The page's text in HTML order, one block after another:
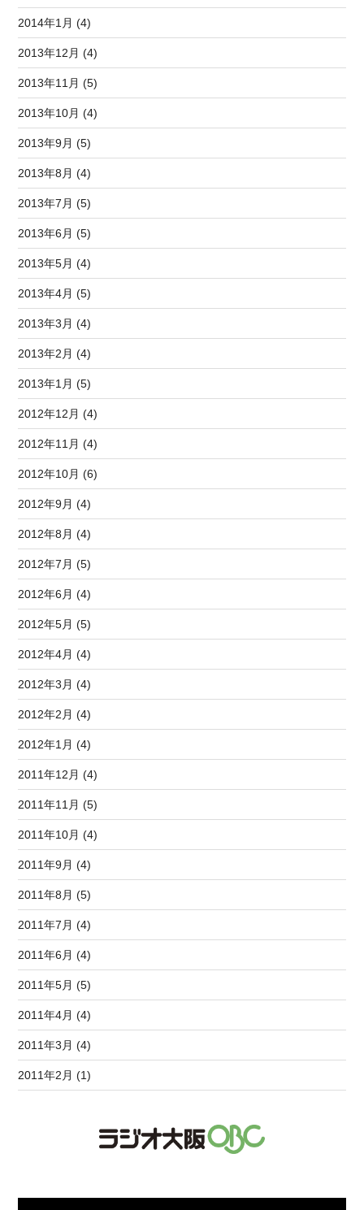
2014年1月 (4)
2013年12月 (4)
2013年11月 (5)
2013年10月 (4)
2013年9月 (5)
2013年8月 (4)
2013年7月 (5)
2013年6月 (5)
2013年5月 (4)
2013年4月 (5)
2013年3月 (4)
2013年2月 (4)
2013年1月 (5)
2012年12月 (4)
2012年11月 (4)
2012年10月 (6)
2012年9月 (4)
2012年8月 (4)
2012年7月 (5)
2012年6月 (4)
2012年5月 (5)
2012年4月 (4)
2012年3月 (4)
2012年2月 (4)
2012年1月 (4)
2011年12月 (4)
2011年11月 (5)
2011年10月 (4)
2011年9月 (4)
2011年8月 (5)
2011年7月 (4)
2011年6月 (4)
2011年5月 (5)
2011年4月 (4)
2011年3月 (4)
2011年2月 (1)